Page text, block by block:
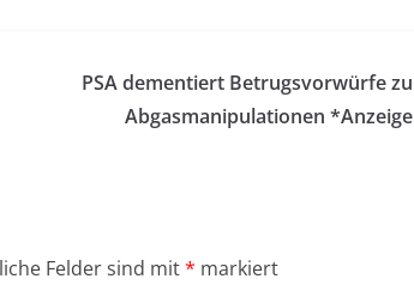
PSA dementiert Betrugsvorwürfe zu
Abgasmanipulationen *Anzeige
Felder sind mit* markiert